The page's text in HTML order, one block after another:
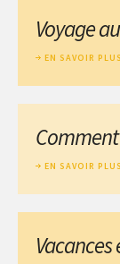
Voyage
EN SAVOIR PLUS
EN SAVOIR PLUS